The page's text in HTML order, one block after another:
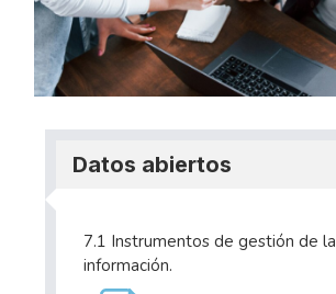
Datos abiertos
7.1 Instrumentos de gestión de la
información.